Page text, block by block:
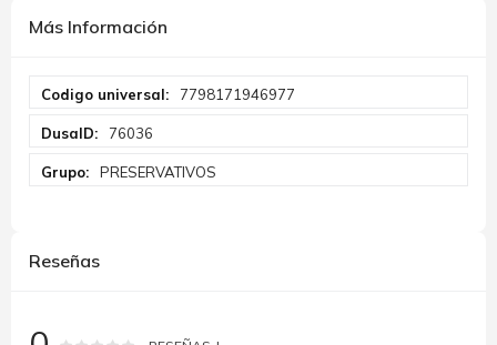
Más Información
Información
7798171946977
76036
PRESERVATIVOS
Reseñas